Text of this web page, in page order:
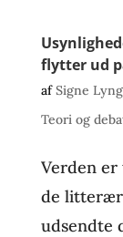
flytter ud
afSigne Lyng
Teori og
Verden er
de
udsendte